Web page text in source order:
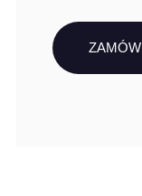
ZAMÓW